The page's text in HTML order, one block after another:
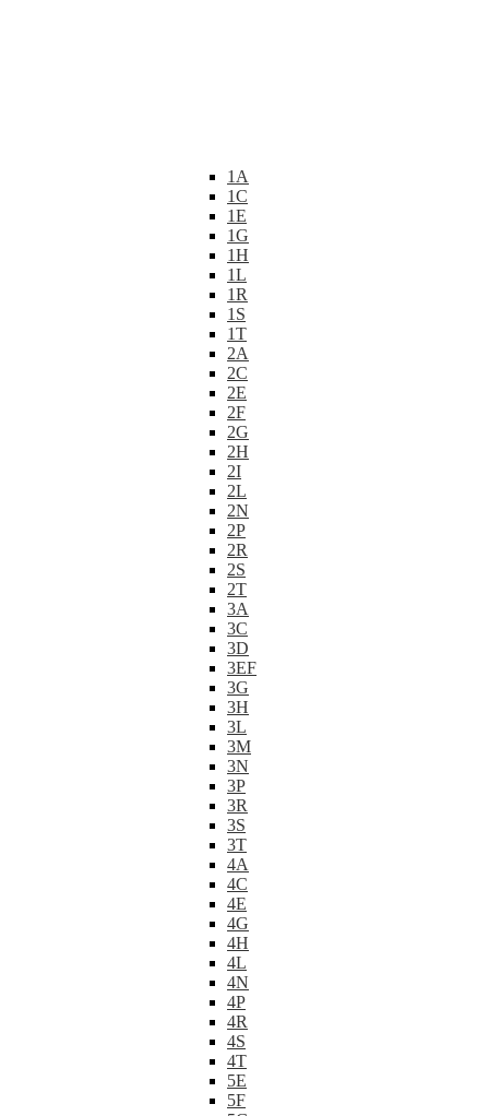
1A
1C
1E
1G
1H
1L
1R
1S
1T
2A
2C
2E
2F
2G
2H
2I
2L
2N
2P
2R
2S
2T
3A
3C
3D
3EF
3G
3H
3L
3M
3N
3P
3R
3S
3T
4A
4C
4E
4G
4H
4L
4N
4P
4R
4S
4T
5E
5F